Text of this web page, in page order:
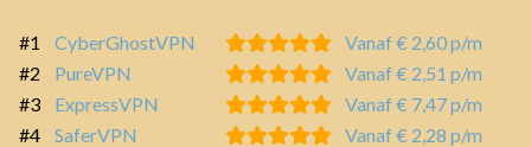
#1 CyberGhostVPN
Vanaf € 2,60 p/m
#2
PureVPN
Vanaf € 2,51 p/m
#3
ExpressVPN
Vanaf € 7,47 p/m
#4
SaferVPN
Vanaf € 2,28 p/m